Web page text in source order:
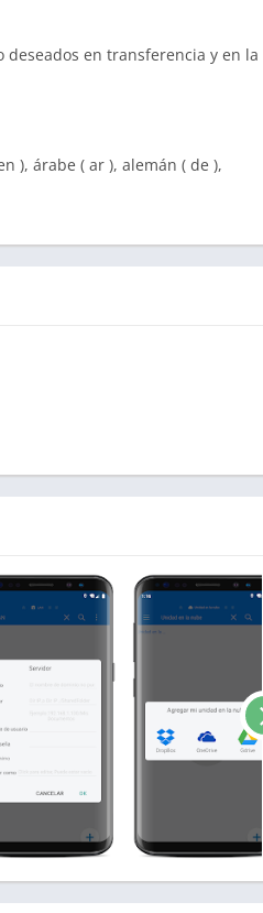
en transferencia y en la
), árabe ( ar ), alemán ( de ),